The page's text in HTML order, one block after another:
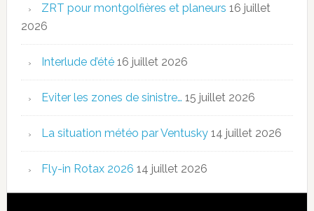
ZRT pour montgolfières et planeurs 16 juillet
2026
Interlude d’été 16 juillet 2026
Eviter les zones de sinistre… 15 juillet 2026
La situation météo par Ventusky 14 juillet 2026
Fly-in Rotax 2026 14 juillet 2026